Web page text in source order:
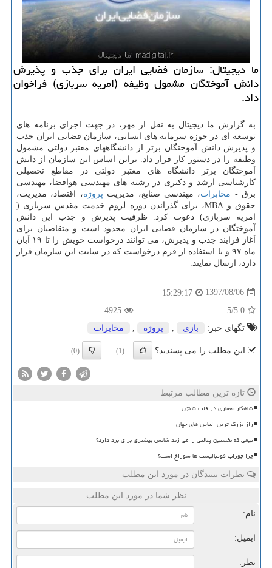
ما دیجیتال: سازمان فضایی ایران برای جذب و پذیرش
دانش آموختگان مشمول وظیفه (امریه سربازی) فراخوان
داد.
به گزارش ما دیجیتال به نقل از مهر، در جهت اجرای برنامه های
توسعه ای در حوزه سرمایه های انسانی، سازمان فضایی ایران جذب
و پذیرش دانش آموختگان برتر از دانشگاههای معتبر دولتی مشمول
وظیفه را در دستور كار قرار داد. براین اساس این سازمان از دانش
آموختگان برتر دانشگاه های معتبر دولتی در مقاطع تحصیلی
كارشناسی ارشد و دكتری در رشته های مهندسی هوافضا، مهندسی
برق - مخابرات، مهندسی صنایع، مدیریت پروژه، اقتصاد، مدیریت،
حقوق و MBA، برای گذراندن دوره لزوم خدمت مقدس سربازی (
امریه سربازی) دعوت كرد. ظرفیت پذیرش و جذب این دانش
آموختگان در سازمان فضایی ایران محدود است و متقاضیان برای
آغاز فرایند جذب و پذیرش، می توانند درخواست خویش را تا ۱۹ آبان
ماه ۹۷ و با استفاده از فرم درخواست كه در سایت این سازمان قرار
دارد، ارسال نمایند.
1397/08/06
15:29:17
5.0
/5
4925
تگهای خبر:
بازی , پروژه , مخابرات
این مطلب را می پسندید؟ (1)
(0)
تازه ترین مطالب مرتبط
شاهکار معماری در قلب شنژن
راز بزرگ ترین الماس های جهان
تیمی که نخستین پنالتی را می زند شانس بیشتری برای برد دارد؟
چرا جوراب فوتبالیست ها سوراخ است؟
نظرات بینندگان در مورد این مطلب
نظر شما در مورد این مطلب
نام:
ایمیل:
نظر: